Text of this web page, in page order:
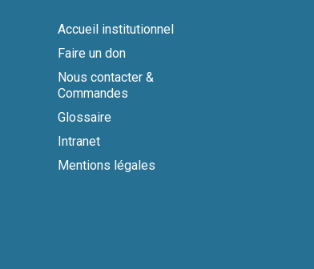
Accueil institutionnel
Faire un don
Nous contacter &
Commandes
Glossaire
Intranet
Mentions légales